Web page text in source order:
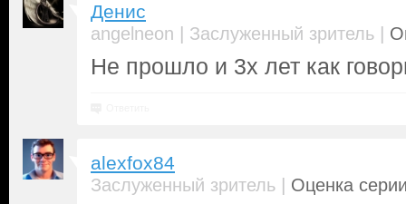
Денис
angelneon | Заслуженный зритель |
Не прошло и 3х лет как
alexfox84
Заслуженный зритель | Оценка